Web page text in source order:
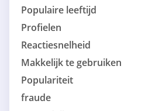
Populaire leeftijd
Profielen
Reactiesnelheid
Makkelijk te gebruiken
Populariteit
fraude